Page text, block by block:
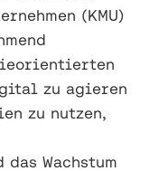
(KMU)
zu agieren
zu nutzen,
Wachstum